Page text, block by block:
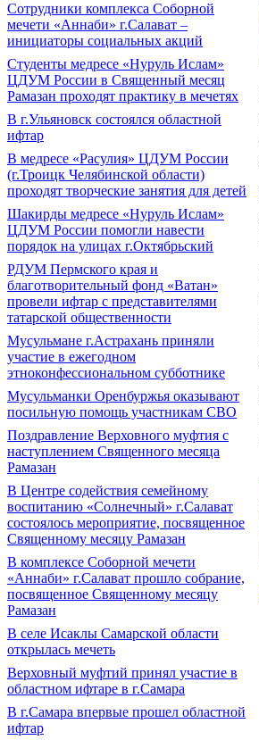
Сотрудники комплекса Соборной
мечети «Аннаби» г.Салават –
инициаторы социальных акций
Cтуденты медресе «Нуруль Ислам»
ЦДУМ России в Священный месяц
Рамазан проходят практику в мечетях
В г.Ульяновск состоялся областной
ифтар
В медресе «Расулия» ЦДУМ России
(г.Троицк Челябинской области)
проходят творческие занятия для детей
Шакирды медресе «Нуруль Ислам»
ЦДУМ России помогли навести
порядок на улицах г.Октябрьский
РДУМ Пермского края и
благотворительный фонд «Ватан»
провели ифтар с представителями
татарской общественности
Мусульмане г.Астрахань приняли
участие в ежегодном
этноконфессиональном субботнике
Мусульманки Оренбуржья оказывают
посильную помощь участникам СВО
Поздравление Верховного муфтия с
наступлением Священного месяца
Рамазан
В Центре содействия семейному
воспитанию «Солнечный» г.Салават
состоялось мероприятие, посвященное
Священному месяцу Рамазан
В комплексе Соборной мечети
«Аннаби» г.Салават прошло собрание,
посвященное Священному месяцу
Рамазан
В селе Исаклы Самарской области
открылась мечеть
Верховный муфтий принял участие в
областном ифтаре в г.Самара
В г.Самара впервые прошел областной
ифтар